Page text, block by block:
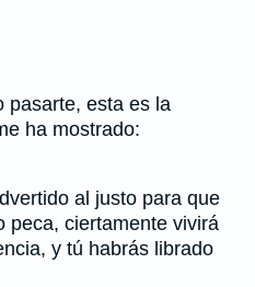
pasarte, esta es la
ha mostrado:
al justo para que
peca, ciertamente vivirá
y tú habrás librado